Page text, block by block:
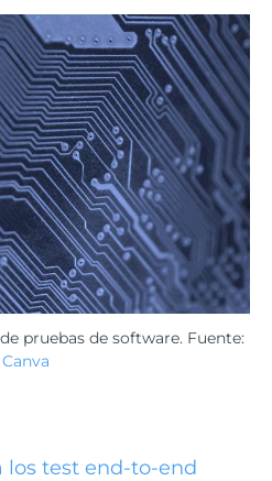
pruebas de software. Fuente:
Canva
los test end-to-end